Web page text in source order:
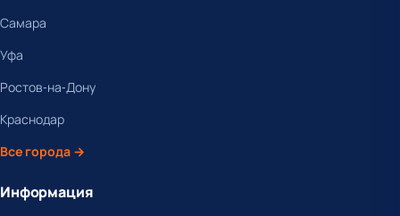
Самара
Уфа
Ростов-на-Дону
Краснодар
Все города →
Информация